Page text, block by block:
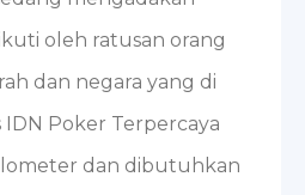
oleh ratusan orang
dan negara yang di
Poker Terpercaya
dan dibutuhkan